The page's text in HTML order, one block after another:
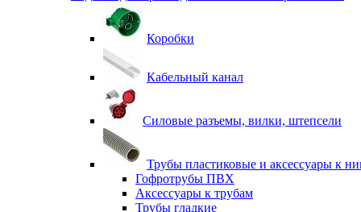
Коробки
Кабельный канал
Силовые разъемы, вилки, штепсели
Трубы пластиковые и аксессуары к
Гофротрубы ПВХ
Аксессуары к трубам
Трубы гладкие